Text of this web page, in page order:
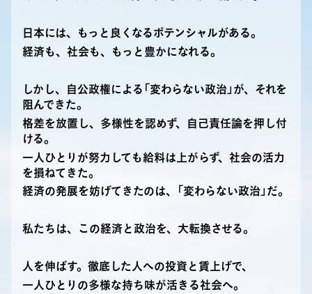
日本には、もっと良くなるポテンシャルがある。
経済も、社会も、もっと豊かになれる。
しかし、自公政権による「変わらない政治」が、それを
阻んできた。
格差を放置し、多様性を認めず、自己責任論を押し付
ける。
一人ひとりが努力しても給料は上がらず、社会の活力
を損ねてきた。
経済の発展を妨げてきたのは、「変わらない政治」だ。
私たちは、この経済と政治を、大転換させる。
人を伸ばす。徹底した人への投資と賃上げで、
一人ひとりの多様な持ち味が活きる社会へ。